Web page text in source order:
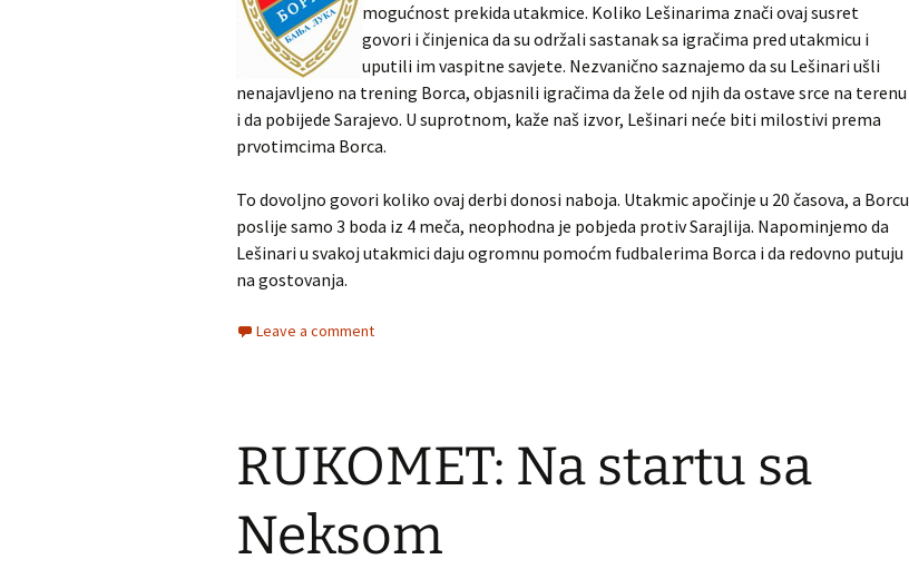
mogućnost prekida utakmice. Koliko Lešinarima znači ovaj susret
govori i činjenica da su održali sastanak sa igračima pred utakmicu i
uputili im vaspitne savjete. Nezvanično saznajemo da su Lešinari ušli
nenajavljeno na trening Borca, objasnili igračima da žele od njih da ostave srce na terenu
i da pobijede Sarajevo. U suprotnom, kaže naš izvor, Lešinari neće biti milostivi prema
prvotimcima Borca.
To dovoljno govori koliko ovaj derbi donosi naboja. Utakmic apočinje u 20 časova, a Borcu
poslije samo 3 boda iz 4 meča, neophodna je pobjeda protiv Sarajlija. Napominjemo da
Lešinari u svakoj utakmici daju ogromnu pomoćm fudbalerima Borca i da redovno putuju
na gostovanja.
Leave a comment
RUKOMET: Na startu sa
Neksom